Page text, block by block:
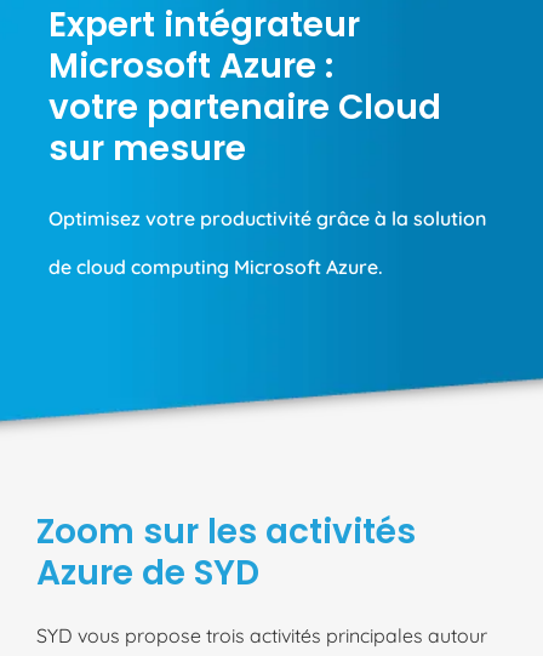
Expert intégrateur
Microsoft Azure :
votre partenaire Cloud
sur mesure
Optimisez votre productivité grâce à la solution
de cloud computing Microsoft Azure.
Zoom sur les activités
Azure de SYD
SYD vous propose trois activités principales autour